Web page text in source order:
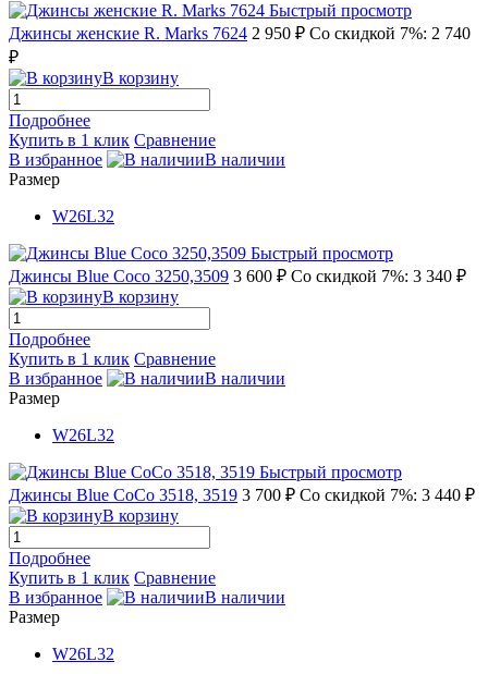
Быстрый просмотр
Джинсы женские R. Marks 7624 2 950 ₽ Со скидкой 7%: 2 740
₽
В корзину
Подробнее
Купить в 1 клик Сравнение
В избранное
В наличии
Размер
W26L32
Быстрый просмотр
Джинсы Blue Coco 3250,3509 3 600 ₽ Со скидкой 7%: 3 340 ₽
В корзину
Подробнее
Купить в 1 клик Сравнение
В избранное
В наличии
Размер
W26L32
Быстрый просмотр
Джинсы Blue CoCo 3518, 3519 3 700 ₽ Со скидкой 7%: 3 440 ₽
В корзину
Подробнее
Купить в 1 клик Сравнение
В избранное
В наличии
Размер
W26L32